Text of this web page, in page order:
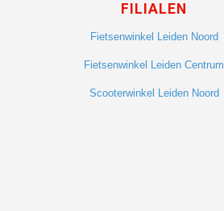
FILIALEN
Fietsenwinkel Leiden Noord
Fietsenwinkel Leiden Centrum
Scooterwinkel Leiden Noord